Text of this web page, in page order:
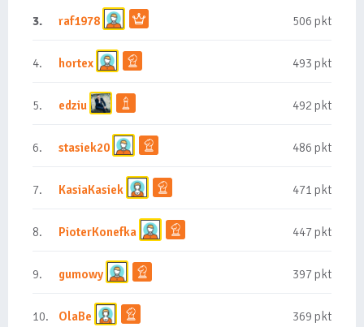
3. raf1978 506 pkt
4. hortex 493 pkt
5. edziu 492 pkt
6. stasiek20 486 pkt
7. KasiaKasiek 471 pkt
8. PioterKonefka 447 pkt
9. gumowy 397 pkt
10. OlaBe 369 pkt